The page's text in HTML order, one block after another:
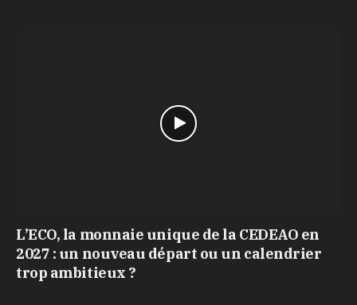
L’ECO, la monnaie unique de la CEDEAO en
2027 : un nouveau départ ou un calendrier
trop ambitieux ?